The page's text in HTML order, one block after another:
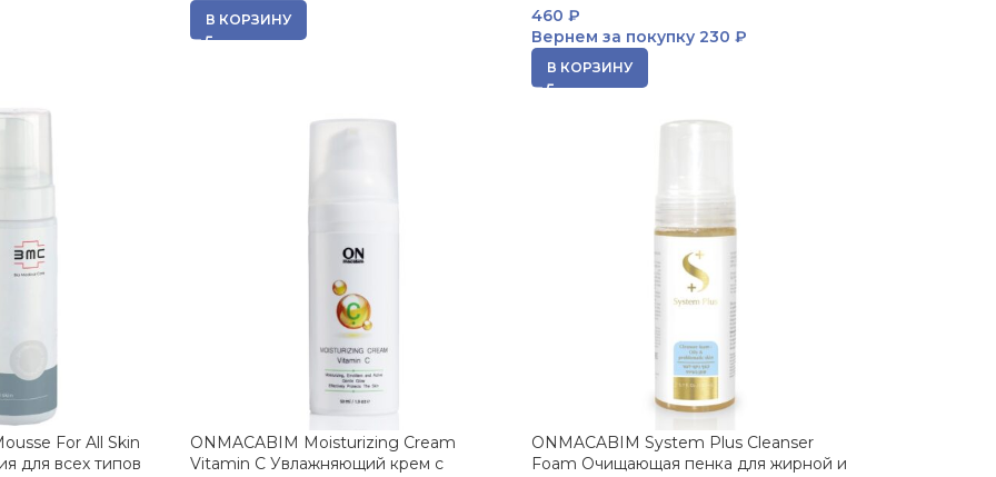
В КОРЗИНУ 460 ₽
Вернем за покупку230 ₽
В КОРЗИНУ
For All Skin
для всех типов
ONMACABIM Moisturizing Cream
Vitamin C Увлажняющий крем с
ONMACABIM System Plus Cleanser
Foam Очищающая пенка для жирной и